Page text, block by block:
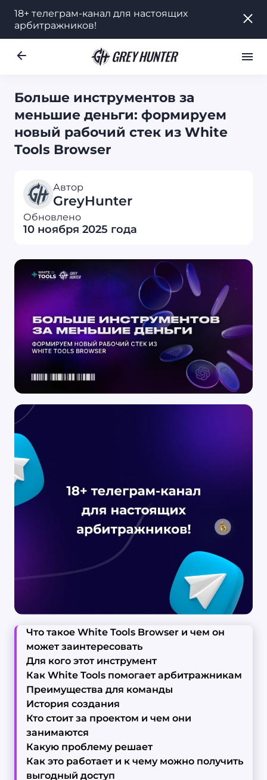
18+ телеграм-канал для настоящих
арбитражников!
18+ телеграм-канал для настоящих
арбитражников!
Больше инструментов за
меньшие деньги: формируем
новый рабочий стек из White
Tools Browser
Автор
GreyHunter
Обновлено
10 ноября 2025 года
Что такое White Tools Browser и чем он
может заинтересовать
Для кого этот инструмент
Как White Tools помогает арбитражникам
Преимущества для команды
История создания
Кто стоит за проектом и чем они
занимаются
Какую проблему решает
Как это работает и к чему можно получить
выгодный доступ